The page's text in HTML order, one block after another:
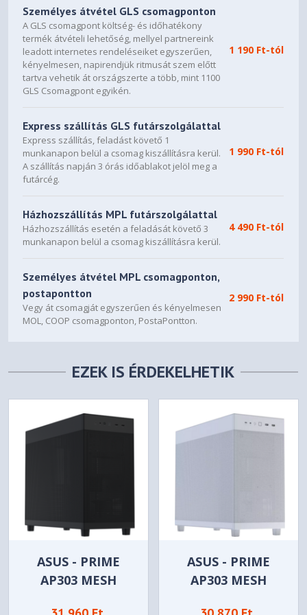
Személyes átvétel GLS csomagponton
A GLS csomagpont költség- és időhatékony
termék átvételi lehetőség, mellyel partnereink
leadott internetes rendeléseiket egyszerűen,
kényelmesen, napirendjük ritmusát szem előtt
tartva vehetik át országszerte a több, mint 1100
GLS Csomagpont egyikén.
1 190 Ft-tól
Express szállítás GLS futárszolgálattal
Express szállítás, feladást követő 1
munkanapon belül a csomag kiszállításra kerül.
A szállítás napján 3 órás időablakot jelöl meg a
futárcég.
1 990 Ft-tól
Házhozszállítás MPL futárszolgálattal
Házhozszállítás esetén a feladását követő 3
munkanapon belül a csomag kiszállításra kerül.
4 490 Ft-tól
Személyes átvétel MPL csomagponton,
postapontton
Vegy át csomagját egyszerűen és kényelmesen
MOL, COOP csomagponton, PostaPontton.
2 990 Ft-tól
EZEK IS ÉRDEKELHETIK
ASUS - PRIME
AP303 MESH
ASUS - PRIME
AP303 MESH